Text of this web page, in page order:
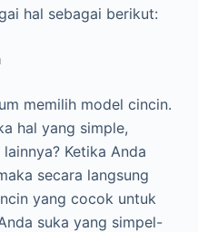
hal sebagai berikut:
memilih model cincin.
hal yang simple,
Ketika Anda
secara langsung
yang cocok untuk
suka yang simpel-